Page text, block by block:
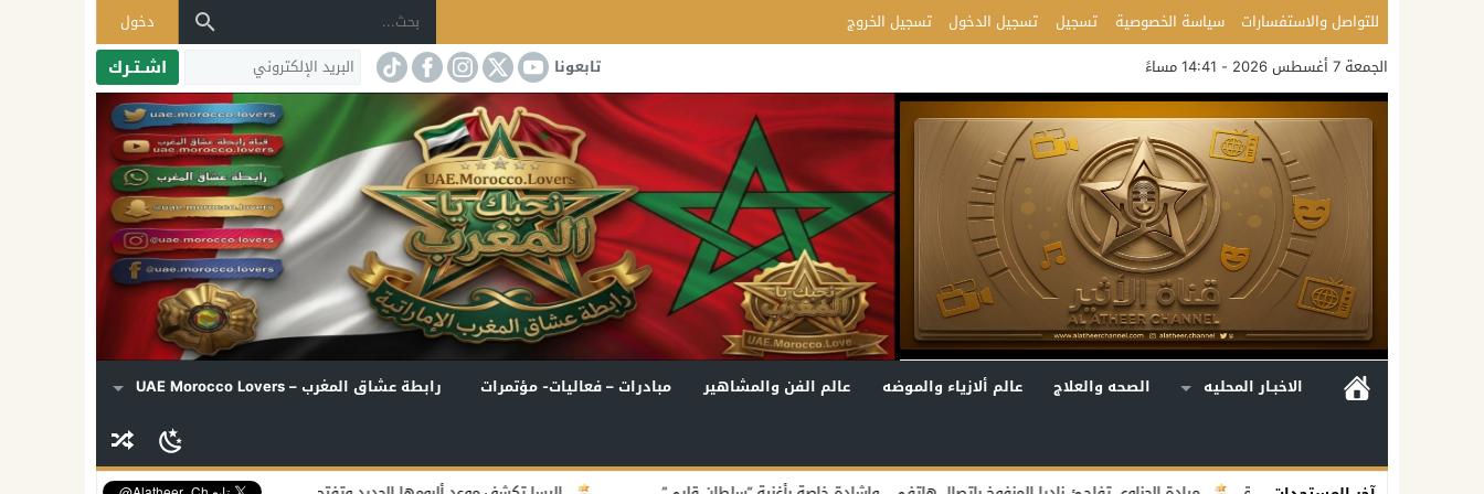
للتواصل والاستفسارات سياسة الخصوصية تسجيل تسجيل الدخول تسجيل الخروج
دخول
الجمعة 7 أغسطس 2026 - 14:41 مساءً
تابعونا اشـتـرك
الاخبـار المحليه الصحه والعلاج عالم ألازياء والموضه عالم الفن والمشاهير مبادرات – فعاليات- مؤتمرات رابطة عشاق المغرب – UAE Morocco Lovers